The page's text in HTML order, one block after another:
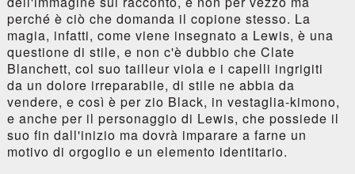
perché è ciò che domanda il copione stesso. La
magia, infatti, come viene insegnato a Lewis, è una
questione di stile, e non c'è dubbio che Clate
Blanchett, col suo tailleur viola e i capelli ingrigiti
da un dolore irreparabile, di stile ne abbia da
vendere, e così è per zio Black, in vestaglia-kimono,
e anche per il personaggio di Lewis, che possiede il
suo fin dall'inizio ma dovrà imparare a farne un
motivo di orgoglio e un elemento identitario.